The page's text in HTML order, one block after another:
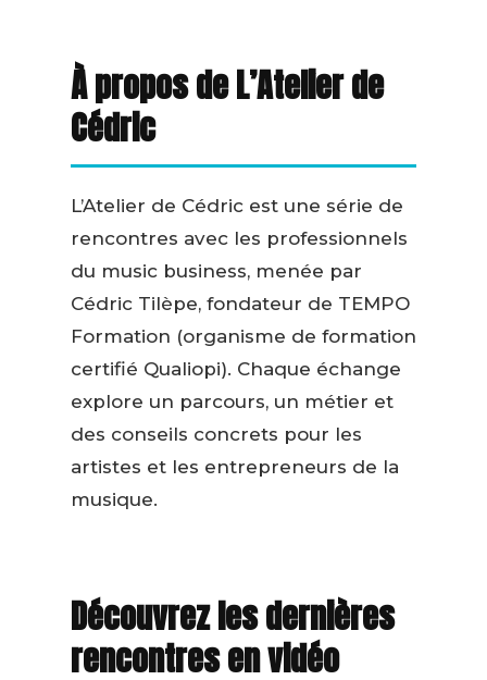
À propos de L’Atelier de
Cédric
L’Atelier de Cédric est une série de
rencontres avec les professionnels
du music business, menée par
Cédric Tilèpe, fondateur de TEMPO
Formation (organisme de formation
certifié Qualiopi). Chaque échange
explore un parcours, un métier et
des conseils concrets pour les
artistes et les entrepreneurs de la
musique.
Découvrez les dernières
rencontres en vidéo